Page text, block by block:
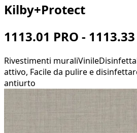
Kilby+Protect
1113.01 PRO - 1113.33
Rivestimenti muraliVinile
attivo, Facile da pulire e
antiurto